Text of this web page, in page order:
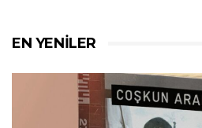
EN YENILER